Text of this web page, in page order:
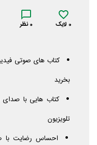
0 لایک 0 نظر
بخرید
کتاب هایی با صدای
تلویزیون
احساس رضایت با